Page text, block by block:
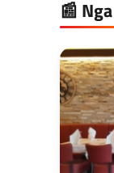
📰